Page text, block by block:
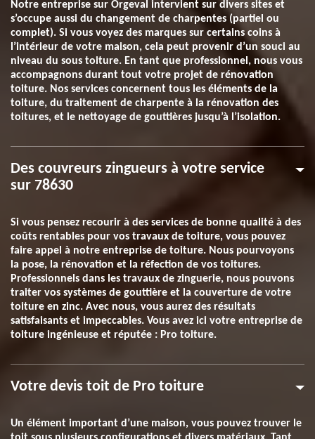
Notre entreprise sur Orgeval intervient sur divers sites et
s’occupe aussi du changement de charpentes (partiel ou
complet). Si vous voyez des marques sur certains coins à
l’intérieur de votre maison, cela peut provenir d’un souci au
niveau du sous toiture. En tant que professionnel, nous vous
accompagnons durant tout votre projet de rénovation
toiture. Nos services concernent tous les éléments de la
toiture, du traitement de charpente à la rénovation des
toitures, et le nettoyage de gouttières jusqu’à l’isolation.
Des couvreurs zingueurs à votre service
sur 78630
Si vous pensez recourir à des services de bonne qualité à des
coûts rentables pour vos travaux de toiture, vous pouvez
faire appel à notre entreprise de toiture. Nous pourvoyons
la pose, la rénovation et la réfection de vos toitures.
Professionnels dans les travaux de zinguerie, nous pouvons
traiter vos systèmes de gouttière et la couverture de votre
toiture en zinc. Avec nous, vous aurez des résultats
satisfaisants et impeccables. Vous avez ici votre entreprise de
toiture ingénieuse et réputée : Pro toiture.
Votre devis toit de Pro toiture
Un élément important d’une maison, vous pouvez trouver le